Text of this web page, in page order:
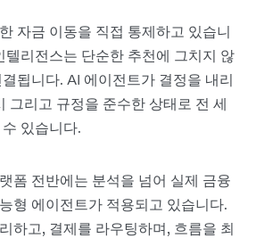
자금 이동을 직접 통제하고 있습니
텔리전스는 단순한 추천에 그치지 않
됩니다. AI 에이전트가 결정을 내리
그리고 규정을 준수한 상태로 전 세
있습니다.
폼 전반에는 분석을 넘어 실제 금융
형 에이전트가 적용되고 있습니다.
하고, 결제를 라우팅하며, 흐름을 최